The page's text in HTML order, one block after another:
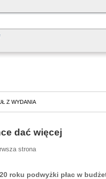
Z WYDANIA
dać więcej
strona
roku podwyżki płac w